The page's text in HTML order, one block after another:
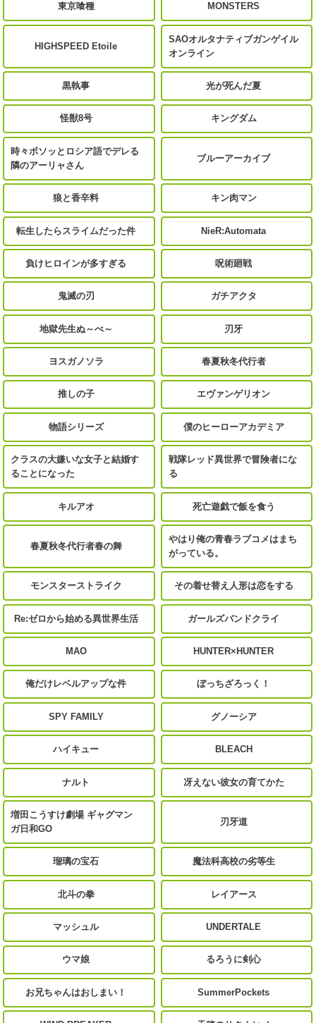
東京喰種 MONSTERS
HIGHSPEED Etoile
SAOオルタナティブガンゲイル
オンライン
黒執事 光が死んだ夏
怪獣8号 キングダム
時々ボソッとロシア語でデレる
隣のアーリャさん
ブルーアーカイブ
狼と香辛料 キン肉マン
転生したらスライムだった件 NieR:Automata
負けヒロインが多すぎる 呪術廻戦
鬼滅の刃 ガチアクタ
地獄先生ぬ～べ～ 刃牙
ヨスガノソラ 春夏秋冬代行者
推しの子 エヴァンゲリオン
物語シリーズ 僕のヒーローアカデミア
クラスの大嫌いな女子と結婚す
ることになった
戦隊レッド異世界で冒険者にな
る
キルアオ 死亡遊戯で飯を食う
春夏秋冬代行者春の舞
やはり俺の青春ラブコメはまち
がっている。
モンスターストライク その着せ替え人形は恋をする
Re:ゼロから始める異世界生活 ガールズバンドクライ
MAO HUNTER×HUNTER
俺だけレベルアップな件 ぼっちざろっく！
SPY FAMILY グノーシア
ハイキュー BLEACH
ナルト 冴えない彼女の育てかた
増田こうすけ劇場 ギャグマン
ガ日和GO
刃牙道
瑠璃の宝石 魔法科高校の劣等生
北斗の拳 レイアース
マッシュル UNDERTALE
ウマ娘 るろうに剣心
お兄ちゃんはおしまい！ SummerPockets